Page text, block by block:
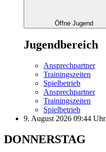
Öffne Jugend
Jugendbereich
Ansprechpartner
Trainingszeiten
Spielbetrieb
Ansprechpartner
Trainingszeiten
Spielbetrieb
9. August 2026 09:44 Uhr
DONNERSTAG